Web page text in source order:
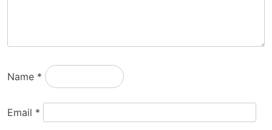
Name *
Email *